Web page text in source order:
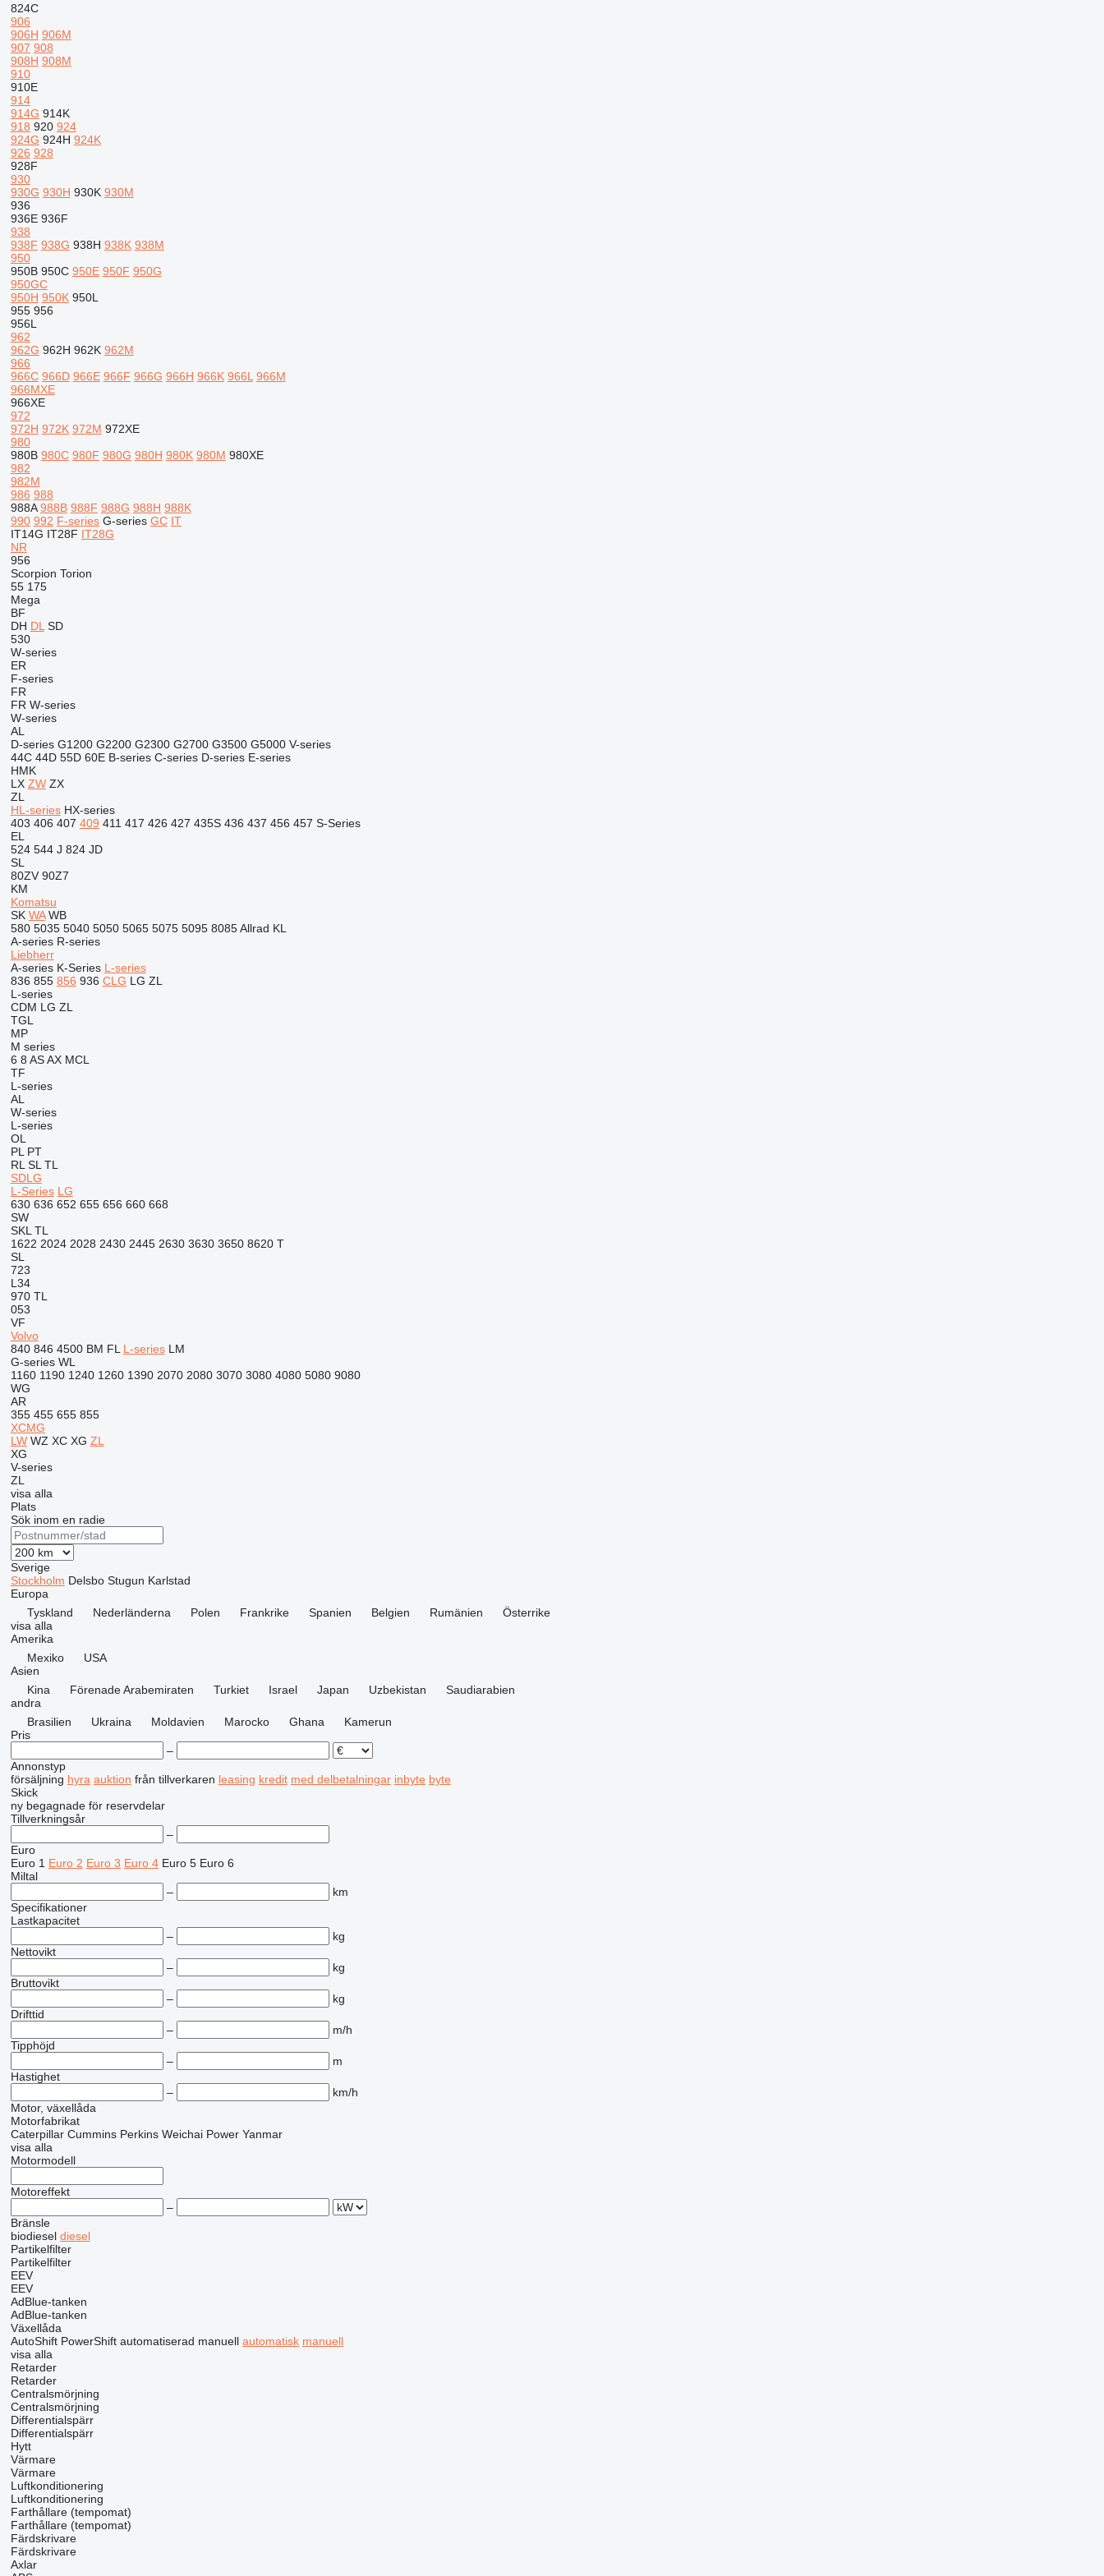
824C
906
906H 906M
907 908
908H 908M
910
910E
914
914G 914K
918 920 924
924G 924H 924K
926 928
928F
930
930G 930H 930K 930M
936
936E 936F
938
938F 938G 938H 938K 938M
950
950B 950C 950E 950F 950G
950GC
950H 950K 950L
955 956
956L
962
962G 962H 962K 962M
966
966C 966D 966E 966F 966G 966H 966K 966L 966M
966MXE
966XE
972
972H 972K 972M 972XE
980
980B 980C 980F 980G 980H 980K 980M 980XE
982
982M
986 988
988A 988B 988F 988G 988H 988K
990 992 F-series G-series GC IT
IT14G IT28F IT28G
NR
956
Scorpion Torion
55 175
Mega
BF
DH DL SD
530
W-series
ER
F-series
FR
FR W-series
W-series
AL
D-series G1200 G2200 G2300 G2700 G3500 G5000 V-series
44C 44D 55D 60E B-series C-series D-series E-series
HMK
LX ZW ZX
ZL
HL-series HX-series
403 406 407 409 411 417 426 427 435S 436 437 456 457 S-Series
EL
524 544 J 824 JD
SL
80ZV 90Z7
KM
Komatsu
SK WA WB
580 5035 5040 5050 5065 5075 5095 8085 Allrad KL
A-series R-series
Liebherr
A-series K-Series L-series
836 855 856 936 CLG LG ZL
L-series
CDM LG ZL
TGL
MP
M series
6 8 AS AX MCL
TF
L-series
AL
W-series
L-series
OL
PL PT
RL SL TL
SDLG
L-Series LG
630 636 652 655 656 660 668
SW
SKL TL
1622 2024 2028 2430 2445 2630 3630 3650 8620 T
SL
723
L34
970 TL
053
VF
Volvo
840 846 4500 BM FL L-series LM
G-series WL
1160 1190 1240 1260 1390 2070 2080 3070 3080 4080 5080 9080
WG
AR
355 455 655 855
XCMG
LW WZ XC XG ZL
XG
V-series
ZL
visa alla
Plats
Sök inom en radie
Sverige
Stockholm Delsbo Stugun Karlstad
Europa
Tyskland
Nederländerna Polen Frankrike Spanien Belgien Rumänien
Österrike
visa alla
Amerika
Mexiko
USA
Asien
Kina
Förenade Arabemiraten Turkiet Israel Japan Uzbekistan
Saudiarabien
andra
Brasilien
Ukraina Moldavien Marocko Ghana
Kamerun
Pris
–
Annonstyp
försäljning hyra auktion från tillverkaren leasing kredit med delbetalningar inbyte byte
Skick
ny begagnade för reservdelar
Tillverkningsår
–
Euro
Euro 1 Euro 2 Euro 3 Euro 4 Euro 5 Euro 6
Miltal
–
km
Specifikationer
Lastkapacitet
–
kg
Nettovikt
–
kg
Bruttovikt
–
kg
Drifttid
–
m/h
Tipphöjd
–
m
Hastighet
–
km/h
Motor, växellåda
Motorfabrikat
Caterpillar Cummins Perkins Weichai Power Yanmar
visa alla
Motormodell
Motoreffekt
–
Bränsle
biodiesel diesel
Partikelfilter
Partikelfilter
EEV
EEV
AdBlue-tanken
AdBlue-tanken
Växellåda
AutoShift PowerShift automatiserad manuell automatisk manuell
visa alla
Retarder
Retarder
Centralsmörjning
Centralsmörjning
Differentialspärr
Differentialspärr
Hytt
Värmare
Värmare
Luftkonditionering
Luftkonditionering
Farthållare (tempomat)
Farthållare (tempomat)
Färdskrivare
Färdskrivare
Axlar